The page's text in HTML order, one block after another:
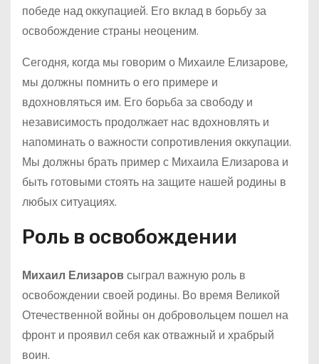
победе над оккупацией. Его вклад в борьбу за
освобождение страны неоценим.
Сегодня, когда мы говорим о Михаиле Елизарове,
мы должны помнить о его примере и
вдохновляться им. Его борьба за свободу и
независимость продолжает нас вдохновлять и
напоминать о важности сопротивления оккупации.
Мы должны брать пример с Михаила Елизарова и
быть готовыми стоять на защите нашей родины в
любых ситуациях.
Роль в освобождении
Михаил Елизаровсыграл важную роль в
освобождении своей родины. Во время Великой
Отечественной войны он добровольцем пошел на
фронт и проявил себя как отважный и храбрый
воин.